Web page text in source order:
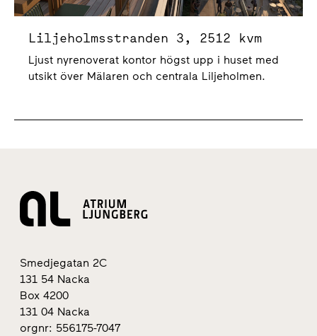
Liljeholmsstranden 3, 2512 kvm
Ljust nyrenoverat kontor högst upp i huset med
utsikt över Mälaren och centrala Liljeholmen.
Smedjegatan 2C
131 54 Nacka
Box 4200
131 04 Nacka
orgnr: 556175-7047